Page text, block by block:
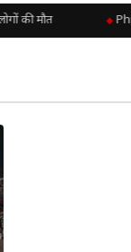
की मौत